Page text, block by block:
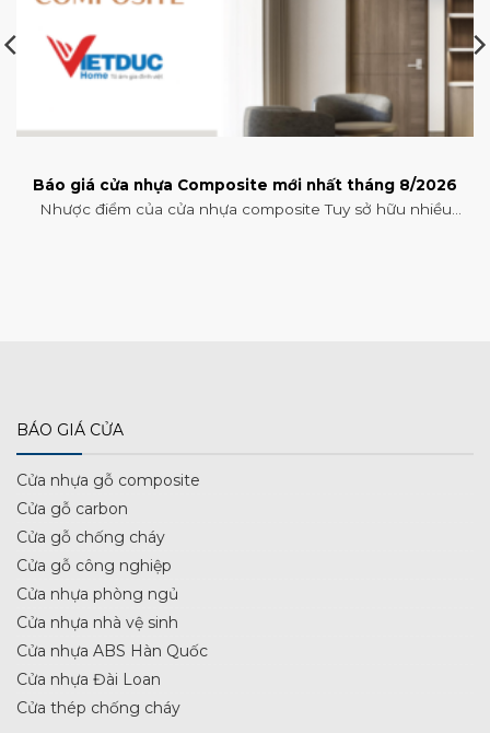
Báo giá cửa nhựa Composite mới nhất tháng 8/2026
Nhược điểm của cửa nhựa composite Tuy sở hữu nhiều
BÁO GIÁ CỬA
Cửa nhựa gỗ composite
Cửa gỗ carbon
Cửa gỗ chống cháy
Cửa gỗ công nghiệp
Cửa nhựa phòng ngủ
Cửa nhựa nhà vệ sinh
Cửa nhựa ABS Hàn Quốc
Cửa nhựa Đài Loan
Cửa thép chống cháy